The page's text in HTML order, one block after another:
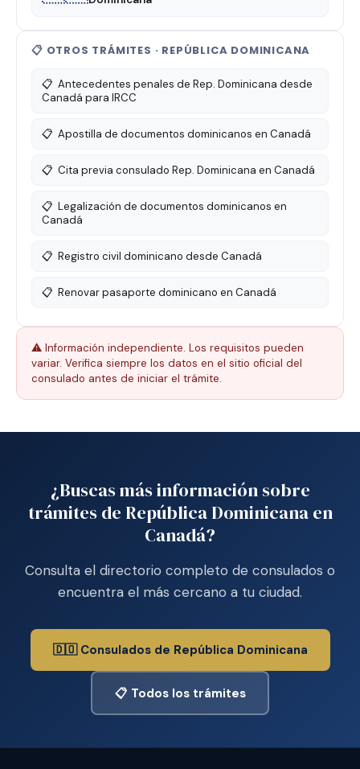
📋 OTROS TRÁMITES · REPÚBLICA DOMINICANA
📋 Antecedentes penales de Rep. Dominicana desde
Canadá para IRCC
📋 Apostilla de documentos dominicanos en Canadá
📋 Cita previa consulado Rep. Dominicana en Canadá
📋 Legalización de documentos dominicanos en
Canadá
📋 Registro civil dominicano desde Canadá
📋 Renovar pasaporte dominicano en Canadá
⚠️ Información independiente. Los requisitos pueden
variar. Verifica siempre los datos en el sitio oficial del
consulado antes de iniciar el trámite.
¿Buscas más información sobre
trámites de República Dominicana en
Canadá?
Consulta el directorio completo de consulados o
encuentra el más cercano a tu ciudad.
🇩🇴 Consulados de República Dominicana
📋 Todos los trámites